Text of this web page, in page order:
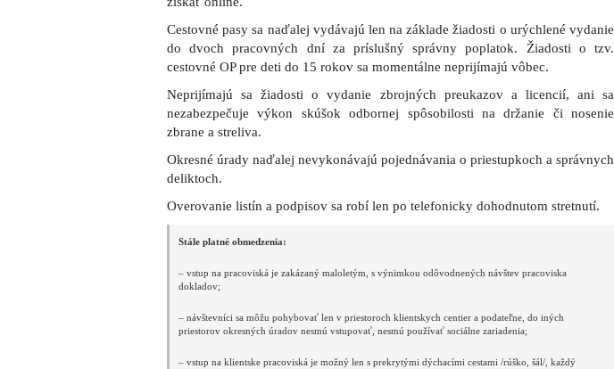
Cestovné pasy sa naďalej vydávajú len na základe žiadosti o urýchlené vydanie
do dvoch pracovných dní za príslušný správny poplatok. Žiadosti o tzv.
cestovné OP pre deti do 15 rokov sa momentálne neprijímajú vôbec.
Neprijímajú sa žiadosti o vydanie zbrojných preukazov a licencií, ani sa
nezabezpečuje výkon skúšok odbornej spôsobilosti na držanie či nosenie
zbrane a streliva.
Okresné úrady naďalej nevykonávajú pojednávania o priestupkoch a správnych
deliktoch.
Overovanie listín a podpisov sa robí len po telefonicky dohodnutom stretnutí.
Stále platné obmedzenia:
– vstup na pracoviská je zakázaný maloletým, s výnimkou odôvodnených návštev pracoviska
dokladov;
– návštevníci sa môžu pohybovať len v priestoroch klientskych centier a podateľne, do iných
priestorov okresných úradov nesmú vstupovať, nesmú používať sociálne zariadenia;
– vstup na klientske pracoviská je možný len s prekrytými dýchacími cestami /rúško, šál/, každý